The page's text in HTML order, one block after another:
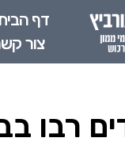
דף
צור
רבו